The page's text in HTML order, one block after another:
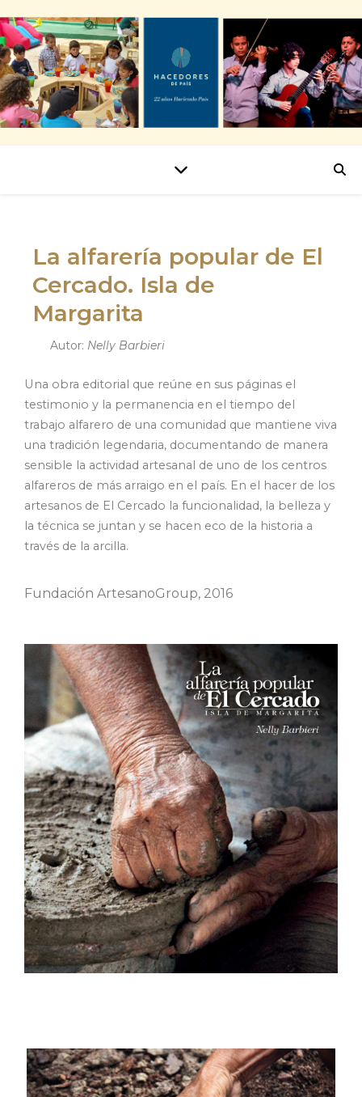
La alfarería popular de El
Cercado. Isla de
Margarita
Autor: Nelly Barbieri
Una obra editorial que reúne en sus páginas el
testimonio y la permanencia en el tiempo del
trabajo alfarero de una comunidad que mantiene viva
una tradición legendaria, documentando de manera
sensible la actividad artesanal de uno de los centros
alfareros de más arraigo en el país. En el hacer de los
artesanos de El Cercado la funcionalidad, la belleza y
la técnica se juntan y se hacen eco de la historia a
través de la arcilla.
Fundación ArtesanoGroup, 2016